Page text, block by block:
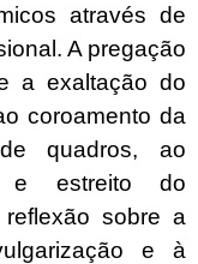
através de
A pregação
a exaltação do
coroamento da
quadros, ao
e estreito do
sobre a
e à